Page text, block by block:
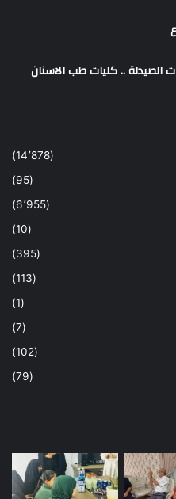
الصيدلة .. كليات طب الاسنان
(14٬878)
(95)
(6٬955)
(10)
(395)
(113)
(1)
(7)
(102)
(79)